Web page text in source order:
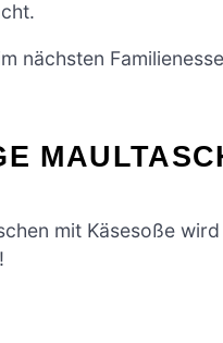
nächsten
mit Käsesoße